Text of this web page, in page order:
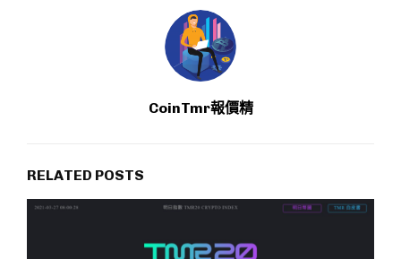
CoinTmr報價精
RELATED POSTS